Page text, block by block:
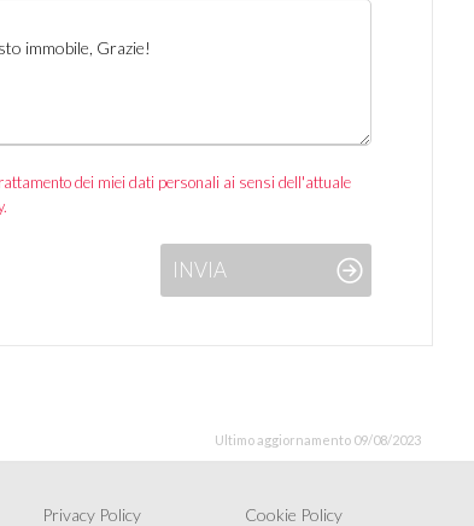
dei miei dati personali ai sensi dell'attuale
INVIA
Ultimo aggiornamento 09/08/2023
Privacy Policy Cookie Policy